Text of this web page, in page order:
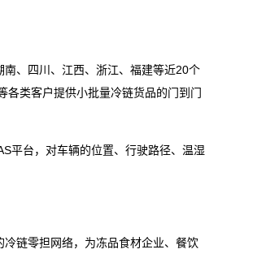
、四川、江西、浙江、福建等近20个
各类客户提供小批量冷链货品的门到门
平台，对车辆的位置、行驶路径、温湿
链零担网络，为冻品食材企业、餐饮